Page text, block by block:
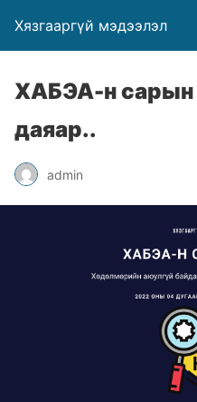
Хязгааргүй мэдээлэл
ХАБЭА-н сарын
даяар..
admin